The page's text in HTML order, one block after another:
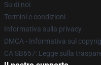
Su di noi
Termini e condizioni
Informativa sulla privacy
DMCA - Informativa sul
CA SB657: Legge sulla